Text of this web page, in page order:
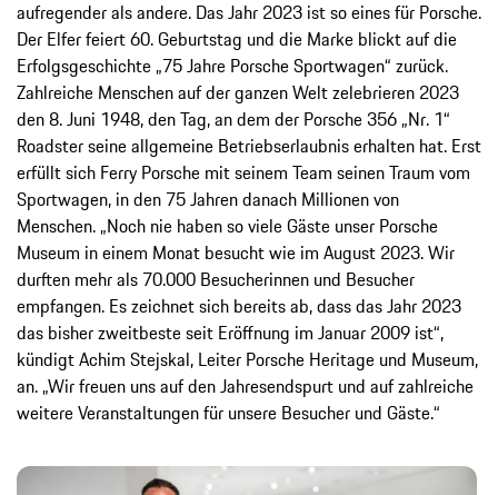
aufregender als andere. Das Jahr 2023 ist so eines für Porsche.
Der Elfer feiert 60. Geburtstag und die Marke blickt auf die
Erfolgsgeschichte „75 Jahre Porsche Sportwagen“ zurück.
Zahlreiche Menschen auf der ganzen Welt zelebrieren 2023
den 8. Juni 1948, den Tag, an dem der Porsche 356 „Nr. 1“
Roadster seine allgemeine Betriebserlaubnis erhalten hat. Erst
erfüllt sich Ferry Porsche mit seinem Team seinen Traum vom
Sportwagen, in den 75 Jahren danach Millionen von
Menschen. „Noch nie haben so viele Gäste unser Porsche
Museum in einem Monat besucht wie im August 2023. Wir
durften mehr als 70.000 Besucherinnen und Besucher
empfangen. Es zeichnet sich bereits ab, dass das Jahr 2023
das bisher zweitbeste seit Eröffnung im Januar 2009 ist“,
kündigt Achim Stejskal, Leiter Porsche Heritage und Museum,
an. „Wir freuen uns auf den Jahresendspurt und auf zahlreiche
weitere Veranstaltungen für unsere Besucher und Gäste.“